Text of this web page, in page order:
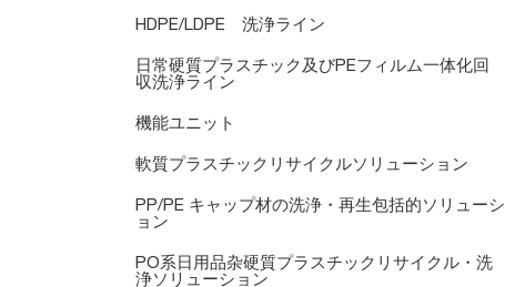
HDPE/LDPE 洗浄ライン
日常硬質プラスチック及びPEフィルム一体化回
収洗浄ライン
機能ユニット
軟質プラスチックリサイクルソリューション
PP/PE キャップ材の洗浄・再生包括的ソリューシ
ョン
PO系日用品杂硬質プラスチックリサイクル・洗
浄ソリューション